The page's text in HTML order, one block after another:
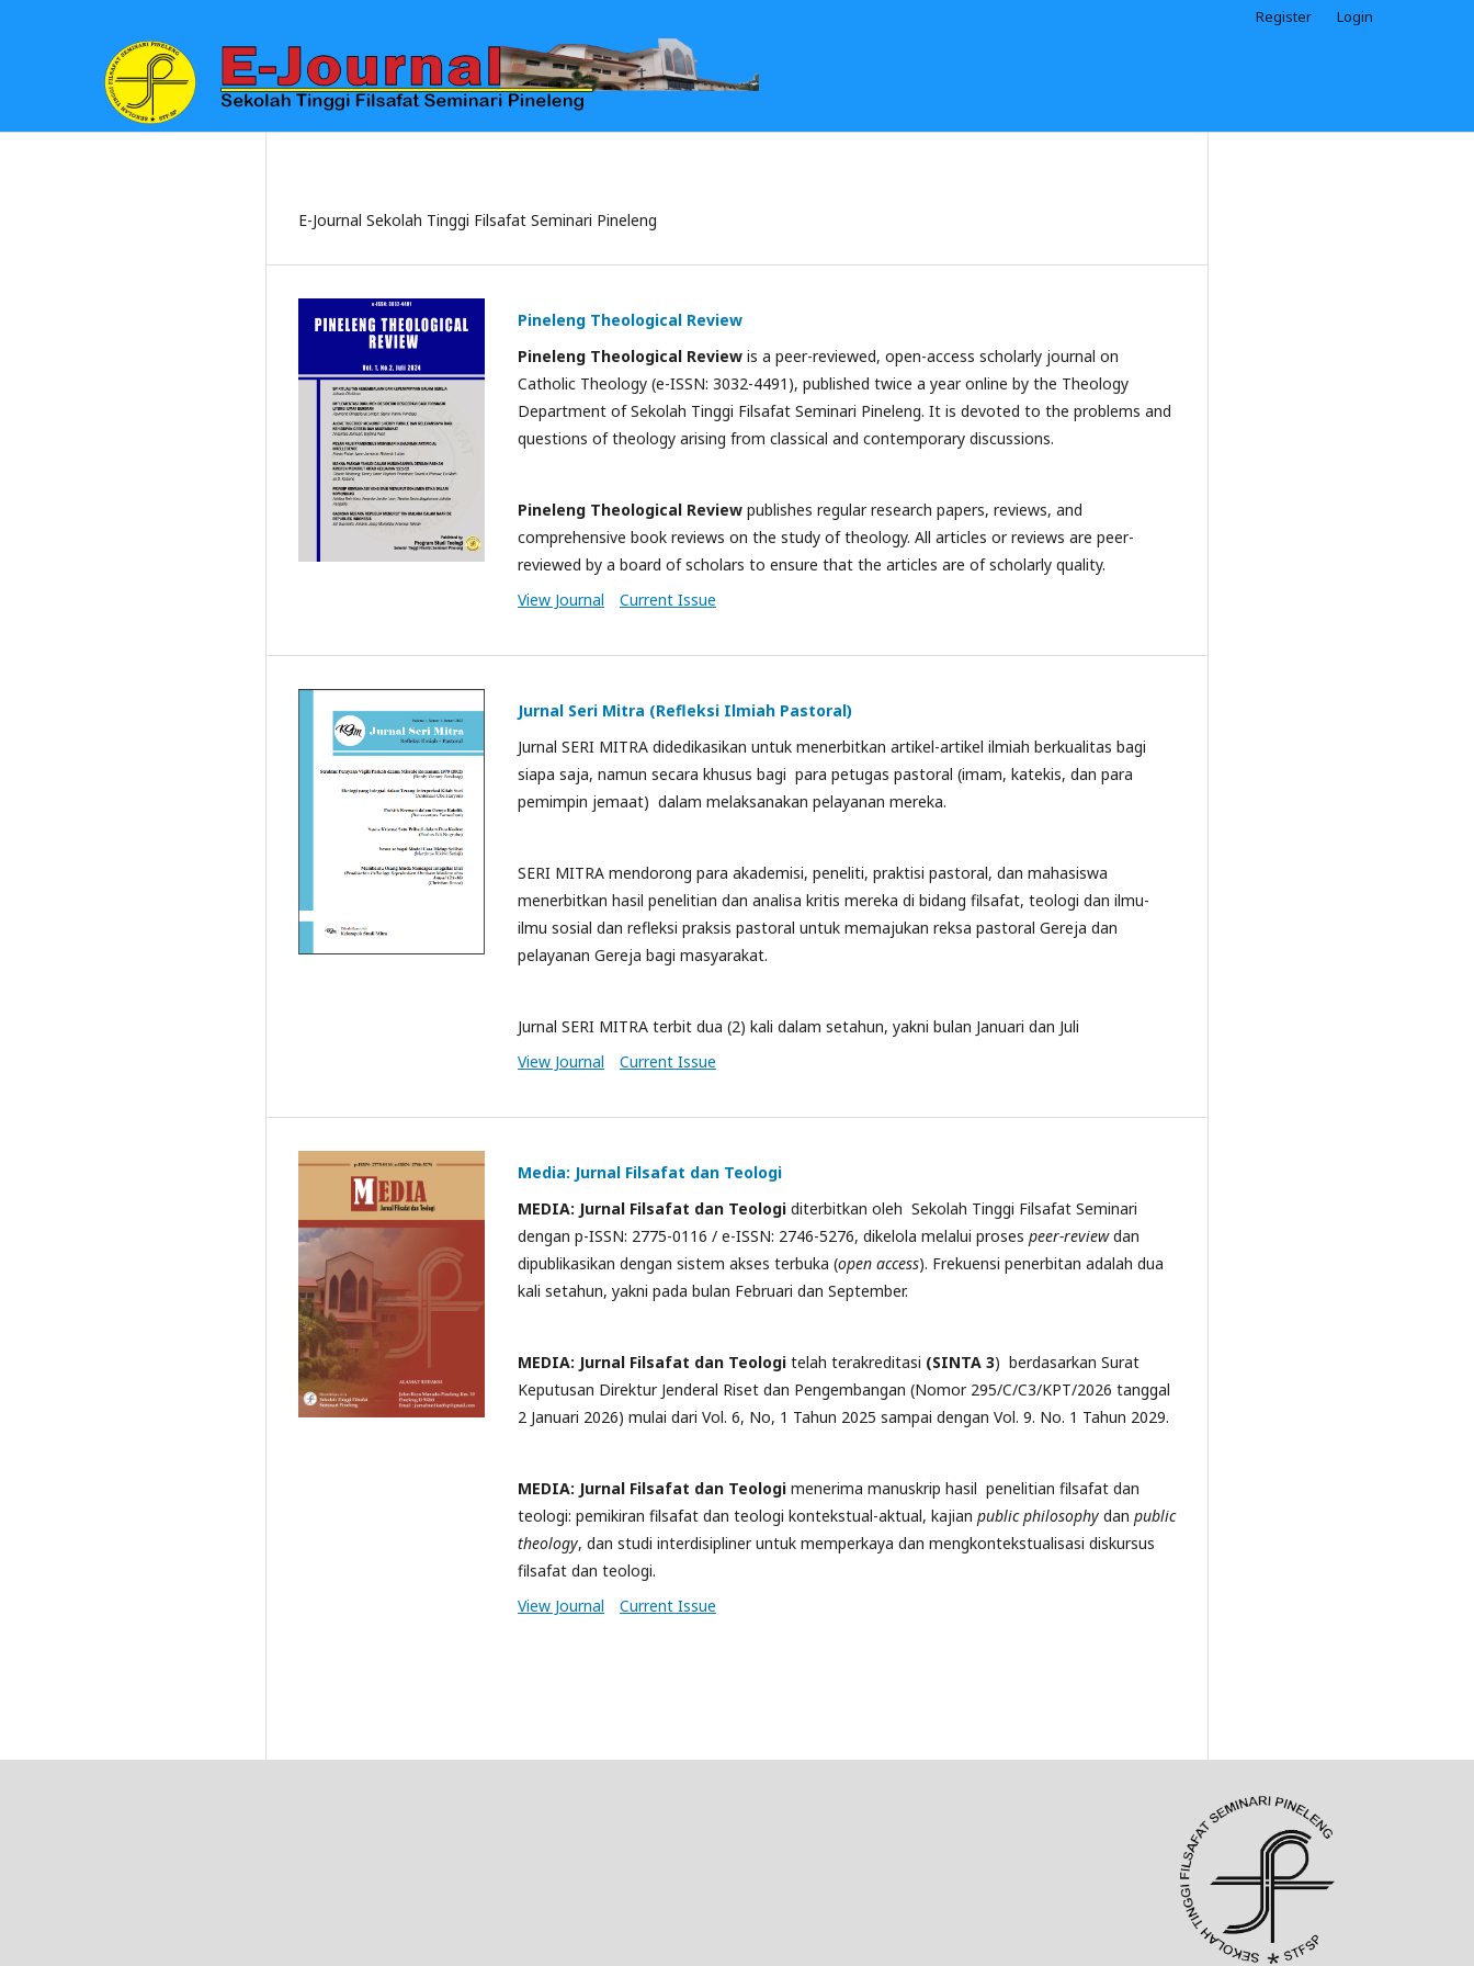
Register Login
E-Journal Sekolah Tinggi Filsafat Seminari Pineleng
Pineleng Theological Review
Pineleng Theological Review is a peer-reviewed, open-access scholarly journal on
Catholic Theology (e-ISSN: 3032-4491), published twice a year online by the Theology
Department of Sekolah Tinggi Filsafat Seminari Pineleng. It is devoted to the problems and
questions of theology arising from classical and contemporary discussions.
Pineleng Theological Review publishes regular research papers, reviews, and
comprehensive book reviews on the study of theology. All articles or reviews are peer-
reviewed by a board of scholars to ensure that the articles are of scholarly quality.
View Journal
Current Issue
Jurnal Seri Mitra (Refleksi Ilmiah Pastoral)
Jurnal SERI MITRA didedikasikan untuk menerbitkan artikel-artikel ilmiah berkualitas bagi
siapa saja, namun secara khusus bagi para petugas pastoral (imam, katekis, dan para
pemimpin jemaat) dalam melaksanakan pelayanan mereka.
SERI MITRA mendorong para akademisi, peneliti, praktisi pastoral, dan mahasiswa
menerbitkan hasil penelitian dan analisa kritis mereka di bidang filsafat, teologi dan ilmu-
ilmu sosial dan refleksi praksis pastoral untuk memajukan reksa pastoral Gereja dan
pelayanan Gereja bagi masyarakat.
Jurnal SERI MITRA terbit dua (2) kali dalam setahun, yakni bulan Januari dan Juli
View Journal
Current Issue
Media: Jurnal Filsafat dan Teologi
MEDIA: Jurnal Filsafat dan Teologi diterbitkan oleh Sekolah Tinggi Filsafat Seminari
dengan p-ISSN: 2775-0116 / e-ISSN: 2746-5276, dikelola melalui proses peer-reviewdan
dipublikasikan dengan sistem akses terbuka (open access). Frekuensi penerbitan adalah dua
kali setahun, yakni pada bulan Februari dan September.
MEDIA: Jurnal Filsafat dan Teologi telah terakreditasi (SINTA 3) berdasarkan Surat
Keputusan Direktur Jenderal Riset dan Pengembangan (Nomor 295/C/C3/KPT/2026 tanggal
2 Januari 2026) mulai dari Vol. 6, No, 1 Tahun 2025 sampai dengan Vol. 9. No. 1 Tahun 2029.
MEDIA: Jurnal Filsafat dan Teologi menerima manuskrip hasil penelitian filsafat dan
teologi: pemikiran filsafat dan teologi kontekstual-aktual, kajian public philosophy dan public
theology, dan studi interdisipliner untuk memperkaya dan mengkontekstualisasi diskursus
filsafat dan teologi.
View Journal
Current Issue